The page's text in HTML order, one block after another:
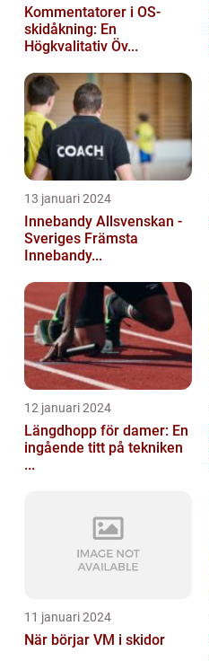
Kommentatorer i OS-
skidåkning: En
Högkvalitativ Öv...
13 januari 2024
Innebandy Allsvenskan -
Sveriges Främsta
Innebandy...
12 januari 2024
Längdhopp för damer: En
ingående titt på tekniken
...
11 januari 2024
När börjar VM i skidor